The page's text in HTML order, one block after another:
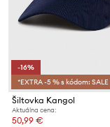
-16%
*EXTRA -5 % s kódom: SALE
Šiltovka Kangol
Aktuálna cena:
50,99 €